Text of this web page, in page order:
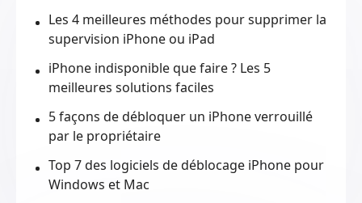
Les 4 meilleures méthodes pour supprimer la
supervision iPhone ou iPad
iPhone indisponible que faire ? Les 5
meilleures solutions faciles
5 façons de débloquer un iPhone verrouillé
par le propriétaire
Top 7 des logiciels de déblocage iPhone pour
Windows et Mac